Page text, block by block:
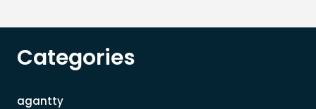
Categories
agantty